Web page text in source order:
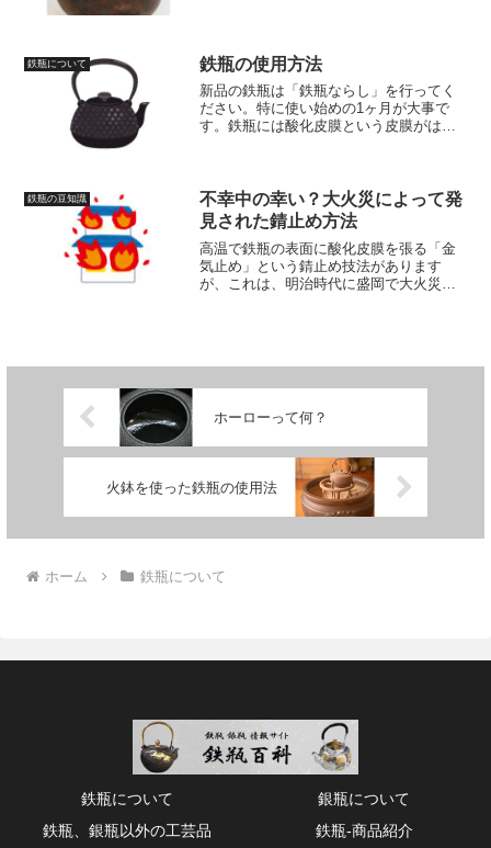
のは難しいかと思います。
鉄瓶について 鉄瓶の使用方法
新品の鉄瓶は「鉄瓶ならし」を行ってく
ださい。特に使い始めの1ヶ月が大事で
す。鉄瓶には酸化皮膜という皮膜がはら
するポイントです。
鉄瓶の豆知識
不幸中の幸い？大火災によって発
見された錆止め方法
高温で鉄瓶の表面に酸化皮膜を張る「金
気止め」という錆止め技法があります
が、これは、明治時代に盛岡で大火災が
ホーローって何？
火鉢を使った鉄瓶の使用法
ホーム 鉄瓶について
鉄瓶について
銀瓶について
鉄瓶、銀瓶以外の工芸品
鉄瓶‐商品紹介